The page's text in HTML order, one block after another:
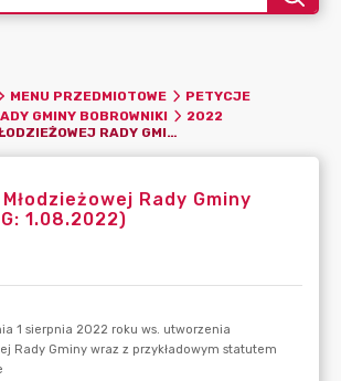
MENU PRZEDMIOTOWE
PETYCJE
GMINY BOBROWNIKI
2022
PETYCJA WS. MŁODZIEŻOWEJ RADY GMINY (WPŁYW DO UG: 1.08.2022)
Rady Gminy
1.08.2022)